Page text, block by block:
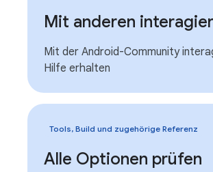
Mit anderen
Mit der Android-Community
Hilfe erhalten
Tools, Build und zugehörige Referenz
Alle Optionen prüfen